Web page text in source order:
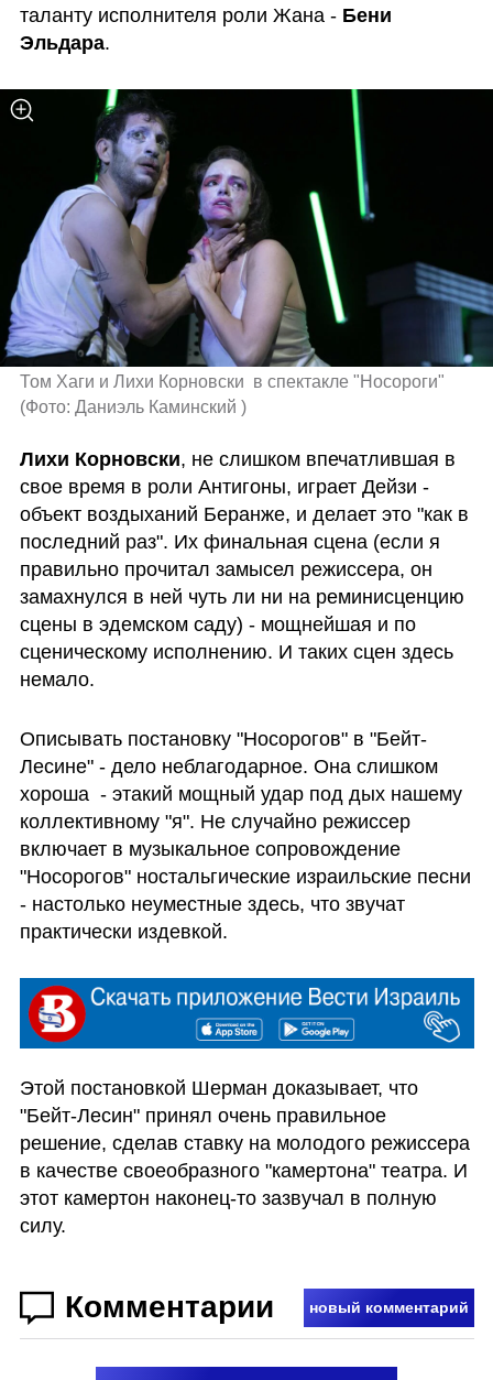
таланту исполнителя роли Жана - Бени
Эльдара.
(Фото: Даниэль Каминский )
Лихи Корновски, не слишком впечатлившая в
свое время в роли Антигоны, играет Дейзи -
объект воздыханий Беранже, и делает это "как в
последний раз". Их финальная сцена (если я
правильно прочитал замысел режиссера, он
замахнулся в ней чуть ли ни на реминисценцию
сцены в эдемском саду) - мощнейшая и по
сценическому исполнению. И таких сцен здесь
немало.
Описывать постановку "Носорогов" в "Бейт-
Лесине" - дело неблагодарное. Она слишком
хороша  - этакий мощный удар под дых нашему
коллективному "я". Не случайно режиссер
включает в музыкальное сопровождение
"Носорогов" ностальгические израильские песни
- настолько неуместные здесь, что звучат
практически издевкой.
Этой постановкой Шерман доказывает, что
"Бейт-Лесин" принял очень правильное
решение, сделав ставку на молодого режиссера
в качестве своеобразного "камертона" театра. И
этот камертон наконец-то зазвучал в полную
силу.
Комментарии новый комментарий